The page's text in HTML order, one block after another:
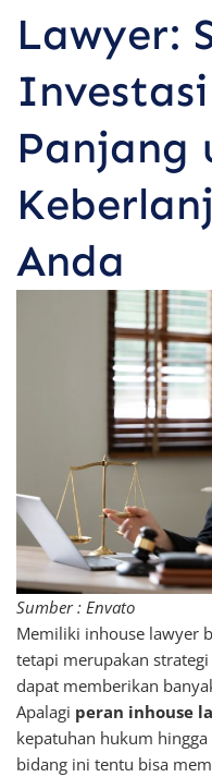
Lawyer:
Panjang
Anda
Sumber : Envato
Memiliki inhouse lawyer
tetapi merupakan
dapat memberikan
Apalagi peran inhouse
kepatuhan hukum
bidang ini tentu bisa